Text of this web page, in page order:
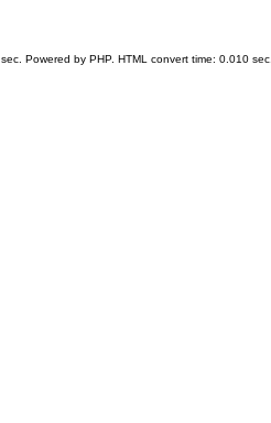
Powered by PHP. HTML convert time: 0.010 sec.